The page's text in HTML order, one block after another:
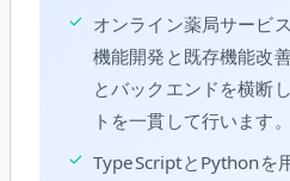
✓ オンライン薬局サービ
機能開発と既存機能改
とバックエンドを横断
トを一貫して行います。
✓ TypeScriptとPythonを